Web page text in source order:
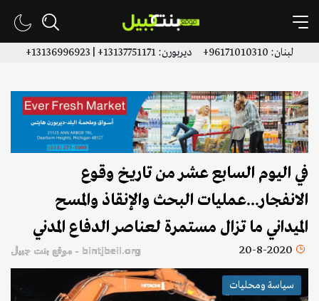
لبنان: 96171010310+ ديربورن: 13137751171+ | 13136996923+
في اليوم السابع عشر من تاريخ وقوع
الانفجار...عمليات البحث والإنقاذ والمسح
الميداني ما تزال مستمرة لعناصر الدفاع المدني
20-8-2020 bintjbeil.org - موقع بنت جبيل
سياسة ومحليات